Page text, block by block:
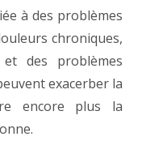
à des problèmes
chroniques,
et des problèmes
exacerber la
encore plus la